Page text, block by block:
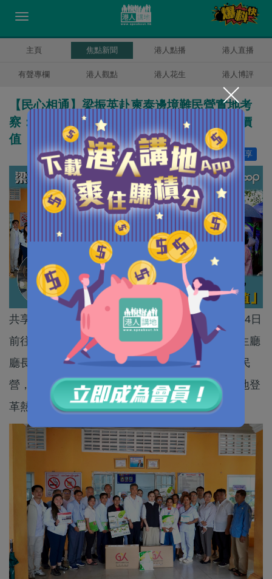
主頁 焦點新聞 港人點播 港人直播
有聲專欄 港人觀點 港人花生 港人博評
【民心相通】梁振英赴柬泰邊境難民營實地考
察：共享基金會經驗對難民營衞生工作極有價
值
分享
讚好 0
共享基金會主席梁振英及總幹事陳英凝教授，7月4日
前往柬埔寨菩薩省柬泰邊境，在該省副省長及衞生廳
廳長陪同下，視察距離邊境70公里的一所臨時難民
營，看望因衝突被迫撤離的居民，並實地考察當地登
革熱疫情。